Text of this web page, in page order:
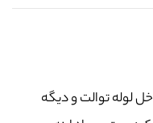
لوله توالت و دیگه